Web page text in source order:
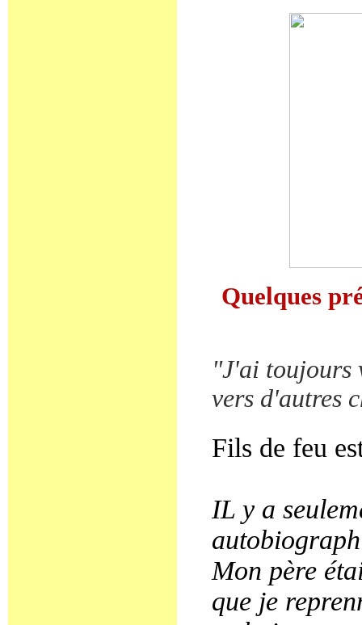
Quelques
"J'ai toujours
vers d'autres
Fils de feu
IL y a
Mon père
que je